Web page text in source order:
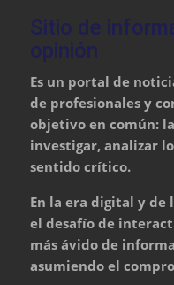
Sitio de
opinión
Es un portal de
de profesionales y
objetivo en común:
investigar, analizar
sentido crítico.
En la era digital y de
el desafío de
más ávido de
asumiendo el